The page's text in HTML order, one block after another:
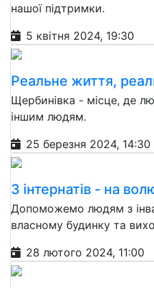
нашої підтримки.
5 квітня 2024, 19:30
Реальне життя,
Щербинівка - місце, де
іншим людям.
25 березня 2024, 14:30
З інтернатів - на
Допоможемо людям з
власному будинку та
28 лютого 2024, 11:00